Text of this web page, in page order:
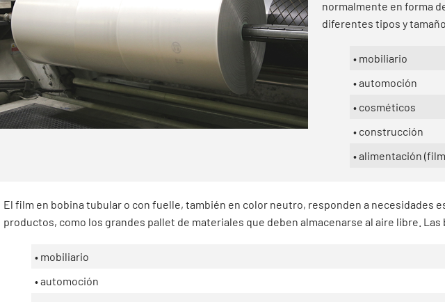
normalmente en forma
diferentes tipos y
• mobiliario
• automoción
• cosméticos
• construcción
• alimentación
El film en bobina tubular o con fuelle, también en color neutro, responden a necesidades
productos, como los grandes pallet de materiales que deben almacenarse al aire libre.
• mobiliario
• automoción